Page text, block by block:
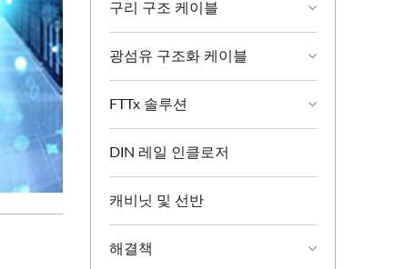
구리 구조 케이블
광섬유 구조화 케이블
FTTx 솔루션
DIN 레일 인클로저
캐비닛 및 선반
해결책